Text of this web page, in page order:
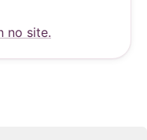
no site.